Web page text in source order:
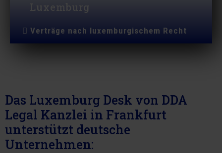
Luxemburg
Verträge nach luxemburgischem Recht
Das Luxemburg Desk von DDA
Legal Kanzlei in Frankfurt
unterstützt deutsche
Unternehmen: